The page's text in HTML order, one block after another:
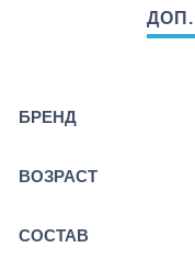
БРЕНД
ВОЗРАСТ
СОСТАВ